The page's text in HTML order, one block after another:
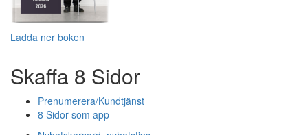
Ladda ner boken
Skaffa 8 Sidor
Prenumerera/Kundtjänst
8 Sidor som app